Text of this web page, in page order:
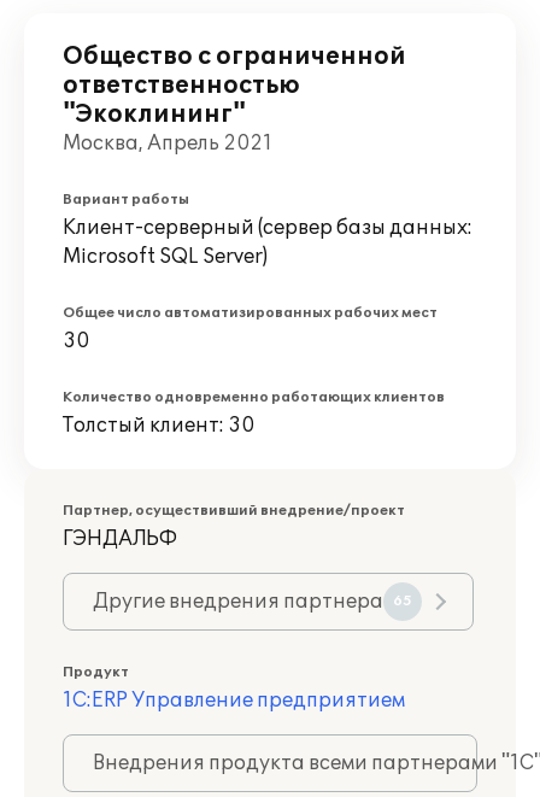
Общество с ограниченной
ответственностью
"Экоклининг"
Москва, Апрель 2021
Вариант работы
Клиент-серверный (сервер базы данных:
Microsoft SQL Server)
Общее число автоматизированных рабочих мест
30
Количество одновременно работающих клиентов
Толстый клиент: 30
Партнер, осуществивший внедрение/проект
ГЭНДАЛЬФ
Другие внедрения партнера 65
Продукт
1С:ERP Управление предприятием
Внедрения продукта всеми партнерами